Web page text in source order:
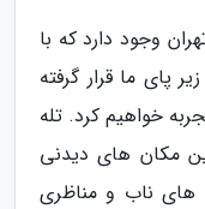
وجود دارد که با
پای ما قرار گرفته
خواهیم کرد. تله
مکان های دیدنی
ناب و مناظری